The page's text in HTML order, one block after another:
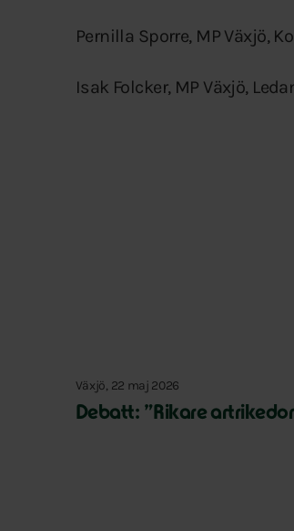
Pernilla Sporre, MP Växjö,
Isak Folcker, MP Växjö,
Växjö, 22 maj 2026
Debatt: ”Rikare